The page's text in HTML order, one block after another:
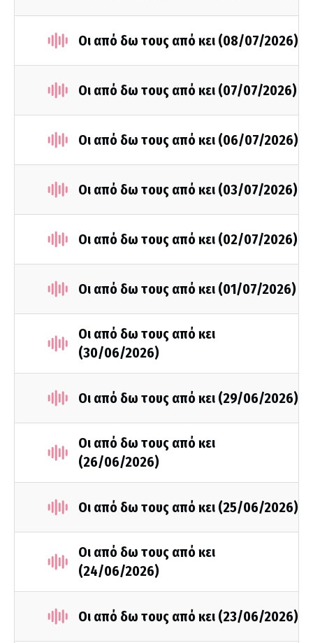
Οι από δω τους από κει (08/07/2026)
Οι από δω τους από κει (07/07/2026)
Οι από δω τους από κει (06/07/2026)
Οι από δω τους από κει (03/07/2026)
Οι από δω τους από κει (02/07/2026)
Οι από δω τους από κει (01/07/2026)
Οι από δω τους από κει
(30/06/2026)
Οι από δω τους από κει (29/06/2026)
Οι από δω τους από κει
(26/06/2026)
Οι από δω τους από κει (25/06/2026)
Οι από δω τους από κει
(24/06/2026)
Οι από δω τους από κει (23/06/2026)